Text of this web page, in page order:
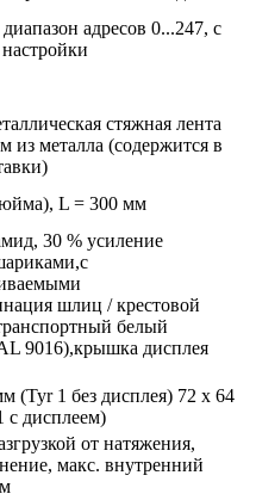
адресов 0...247, с
стяжная лента
из металла (содержится в
L = 300 мм
30 % усиление
шлиц / крестовой
белый
9016),крышка дисплея
(Tyr 1 без дисплея) 72 x 64
c дисплеем)
от натяжения,
макс. внутренний